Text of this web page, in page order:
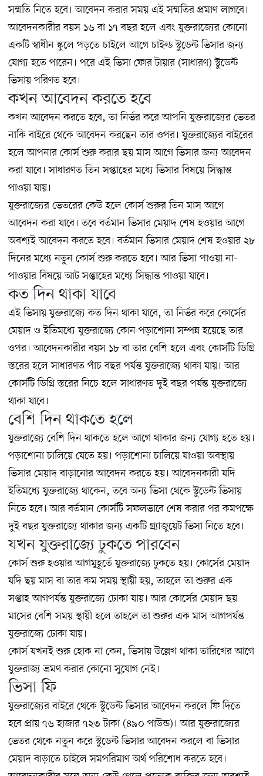
সম্মতি নিতে হবে। আবেদন করার সময় এই সম্মতির প্রমাণ লাগবে।
আবেদনকারীর বয়স ১৬ বা ১৭ বছর হলে এবং যুক্তরাজ্যের কোনো
একটি স্বাধীন স্কুলে পড়তে চাইলে আগে চাইল্ড স্টুডেন্ট ভিসার জন্য
যোগ্য হতে পারেন। পরে এই ভিসা ফোর টায়ার (সাধারণ) স্টুডেন্ট
ভিসায় পরিণত হবে।
কখন আবেদন করতে হবে
কখন আবেদন করতে হবে, তা নির্ভর করে আপনি যুক্তরাজ্যের ভেতর
নাকি বাইরে থেকে আবেদন করছেন তার ওপর। যুক্তরাজ্যের বাইরের
হলে আপনার কোর্স শুরু করার ছয় মাস আগে ভিসার জন্য আবেদন
করা যাবে। সাধারণত তিন সপ্তাহের মধ্যে ভিসার বিষয়ে সিদ্ধান্ত
পাওয়া যায়।
যুক্তরাজ্যের ভেতরের কেউ হলে কোর্স শুরুর তিন মাস আগে
আবেদন করা যাবে। তবে বর্তমান ভিসার মেয়াদ শেষ হওয়ার আগে
অবশ্যই আবেদন করতে হবে। বর্তমান ভিসার মেয়াদ শেষ হওয়ার ২৮
দিনের মধ্যে নতুন কোর্স শুরু করতে হবে। আর ভিসা পাওয়া না-
পাওয়ার বিষয়ে আট সপ্তাহের মধ্যে সিদ্ধান্ত পাওয়া যাবে।
কত দিন থাকা যাবে
এই ভিসায় যুক্তরাজ্যে কত দিন থাকা যাবে, তা নির্ভর করে কোর্সের
মেয়াদ ও ইতিমধ্যে যুক্তরাজ্যে কোন পড়াশোনা সম্পন্ন হয়েছে তার
ওপর। আবেদনকারীর বয়স ১৮ বা তার বেশি হলে এবং কোর্সটি ডিগ্রি
স্তরের হলে সাধারণত পাঁচ বছর পর্যন্ত যুক্তরাজ্যে থাকা যায়। আর
কোর্সটি ডিগ্রি স্তরের নিচে হলে সাধারণত দুই বছর পর্যন্ত যুক্তরাজ্যে
থাকা যাবে।
বেশি দিন থাকতে হলে
যুক্তরাজ্যে বেশি দিন থাকতে হলে আগে থাকার জন্য যোগ্য হতে হয়।
পড়াশোনা চালিয়ে যেতে হয়। পড়াশোনা চালিয়ে যাওয়া অবস্থায়
ভিসার মেয়াদ বাড়ানোর আবেদন করতে হয়। আবেদনকারী যদি
ইতিমধ্যে যুক্তরাজ্যে থাকেন, তবে অন্য ভিসা থেকে স্টুডেন্ট ভিসায়
নিতে হবে। আর বর্তমান কোর্সটি সফলভাবে শেষ করার পর কমপক্ষে
দুই বছর যুক্তরাজ্যে থাকার জন্য একটি গ্র্যাজুয়েট ভিসা নিতে হবে।
যখন যুক্তরাজ্যে ঢুকতে পারবেন
কোর্স শুরু হওয়ার আগমুহূর্তে যুক্তরাজ্যে ঢুকতে হয়। কোর্সের মেয়াদ
যদি ছয় মাস বা তার কম সময় স্থায়ী হয়, তাহলে তা শুরুর এক
সপ্তাহ আগপর্যন্ত যুক্তরাজ্যে ঢোকা যায়। আর কোর্সের মেয়াদ ছয়
মাসের বেশি সময় স্থায়ী হলে তাহলে তা শুরুর এক মাস আগপর্যন্ত
যুক্তরাজ্যে ঢোকা যায়।
কোর্স যখনই শুরু হোক না কেন, ভিসায় উল্লেখ থাকা তারিখের আগে
যুক্তরাজ্য ভ্রমণ করার কোনো সুযোগ নেই।
ভিসা ফি
যুক্তরাজ্যের বাইরে থেকে স্টুডেন্ট ভিসার আবেদন করলে ফি দিতে
হবে প্রায় ৭৬ হাজার ৭২৩ টাকা (৪৯০ পাউন্ড)। আর যুক্তরাজ্যের
ভেতর থেকে নতুন করে স্টুডেন্ট ভিসার আবেদন করলে বা ভিসার
মেয়াদ বাড়াতে চাইলে সমপরিমাণ অর্থ পরিশোধ করতে হবে।